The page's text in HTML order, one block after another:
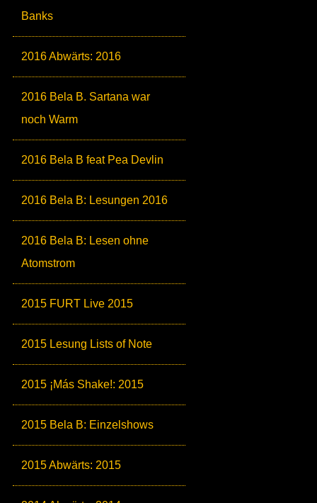
Banks
2016 Abwärts: 2016
2016 Bela B. Sartana war
noch Warm
2016 Bela B feat Pea Devlin
2016 Bela B: Lesungen 2016
2016 Bela B: Lesen ohne
Atomstrom
2015 FURT Live 2015
2015 Lesung Lists of Note
2015 ¡Más Shake!: 2015
2015 Bela B: Einzelshows
2015 Abwärts: 2015